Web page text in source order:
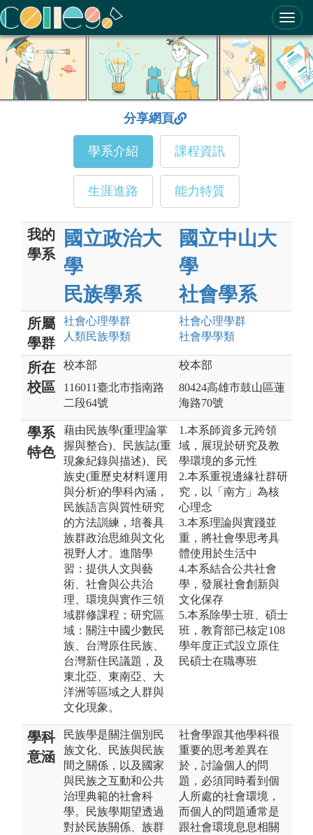
ColleGo! 大學選才與高中育才輔助系統
分享網頁
學系介紹 課程資訊
生涯進路 能力特質
我的
學系
國立政治大
學
民族學系
國立中山大
學
社會學系
所屬
學群
社會心理學群
人類民族學類
社會心理學群
社會學學類
所在
校區
校本部
116011臺北市指南路
二段64號
校本部
80424高雄市鼓山區蓮
海路70號
學系
特色
藉由民族學(重理論掌
握與整合)、民族誌(重
現象紀錄與描述)、民
族史(重歷史材料運用
與分析)的學科內涵，
民族語言與質性研究
的方法訓練，培養具
族群政治思維與文化
視野人才。進階學
習：提供人文與藝
術、社會與公共治
理、環境與實作三領
域群修課程；研究區
域：關注中國少數民
族、台灣原住民族、
台灣新住民議題，及
東北亞、東南亞、大
洋洲等區域之人群與
文化現象。
1.本系師資多元跨領
域，展現於研究及教
學環境的多元性
2.本系重視邊緣社群研
究，以「南方」為核
心理念
3.本系理論與實踐並
重，將社會學思考具
體使用於生活中
4.本系結合公共社會
學，發展社會創新與
文化保存
5.本系除學士班、碩士
班，教育部已核定108
學年度正式設立原住
民碩士在職專班
學科
意涵
民族學是關注個別民
族文化、民族與民族
間之關係，以及國家
與民族之互動和公共
治理典範的社會科
學。民族學期望透過
對於民族關係、族群
社會學跟其他學科很
重要的思考差異在
於，討論個人的問
題，必須同時看到個
人所處的社會環境，
而個人的問題通常是
跟社會環境息息相關